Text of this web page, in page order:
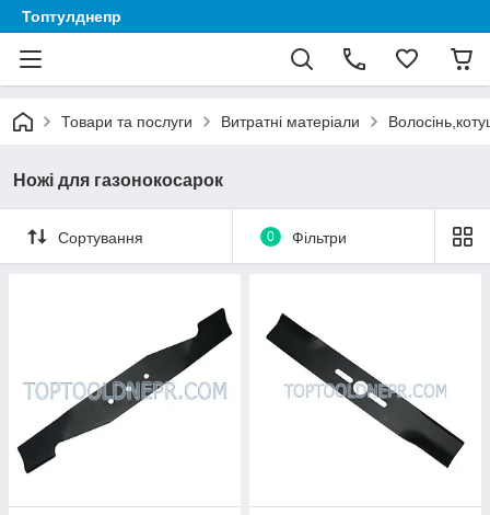
Топтулднепр
Товари та послуги Витратні матеріали
Ножі для газонокосарок
Сортування 0 Фільтри